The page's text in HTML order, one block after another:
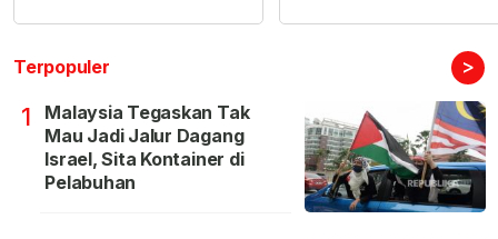
Terpopuler >
1
Malaysia Tegaskan Tak
Mau Jadi Jalur Dagang
Israel, Sita Kontainer di
Pelabuhan